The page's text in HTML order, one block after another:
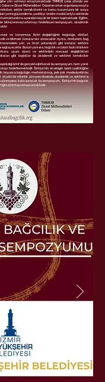
yön vermeyi amaçlamaktadır. TMMOB çatısı altında yer
ve Ziraat Mühendisleri Odası’nın ortak organizasyonuyla
sektör temsilcilerini ve kamu kurumlarını bir araya
yerini güçlendirme, yenilikçi üretim modelleriyle sektörde
tanıtma açısından büyük bir önem taşımaktadır. Eğitim,
bilinçlenmeyi artırmayı hedefleyen sempozyum, akademik
ve korunması, iklim değişikliğinin bağcılığa etkileri,
ve bilimsel konular ele alınacaktır. Ayrıca, önoturizm, bağ
yeri ve ticari potansiyeli gibi konular sektöre
Bunun yanı sıra, bağcılık ve üzüm bazlı ürünlere
uyum süreci ve sektördeki mevzuat değişiklikleri
gibi başlıklar da akademik ve sektörel temsilciler
İzmir’de gerçekleştirilecek bu sempozyum, hem yerel
hedeflemektedir. Türkiye’nin en zengin üzüm çeşitliliğine
boyunca bağcılığın merkezi olmuş, pek çok medeniyetin bu
ölçekli bir etkinlik olmanın ötesinde, akademik ve sektörel iş
katkı sunacak bu sempozyum, Türkiye’nin bağcılık
artırmayı amaçlamaktadır.